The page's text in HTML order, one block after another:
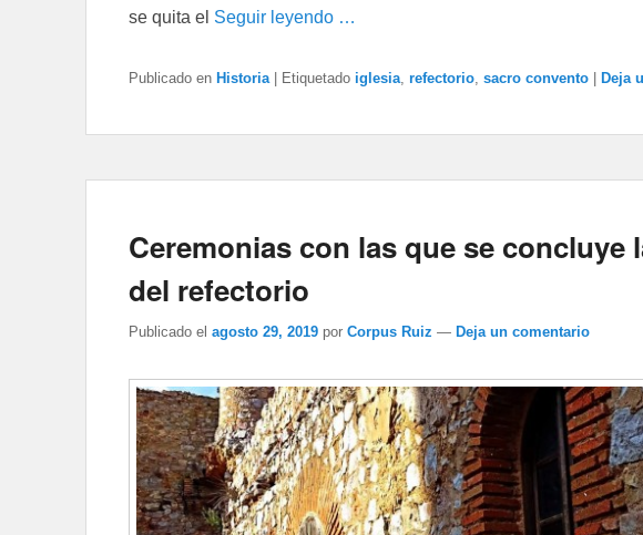
se quita el Seguir leyendo …
Publicado en Historia Etiquetado iglesia, refectorio, sacro convento Deja
Ceremonias con las que se concluye
del refectorio
Publicado el agosto 29, 2019 por Corpus Ruiz — Deja un comentario